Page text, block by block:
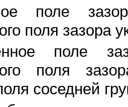
поле
поля зазора
поле
поля
соседней